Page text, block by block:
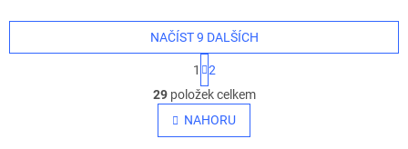
O
v
l
á
NAČÍST 9 DALŠÍCH
t
r
á
n
k
1
2
29položek celkem
NAHORU